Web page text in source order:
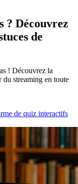
? Découvrez
de
! Découvrez la
du streaming en toute
de quiz interactifs